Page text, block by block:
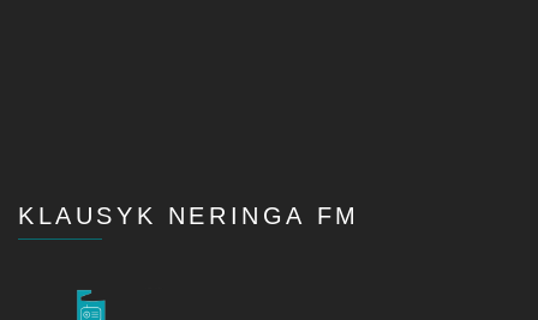
KLAUSYK NERINGA FM